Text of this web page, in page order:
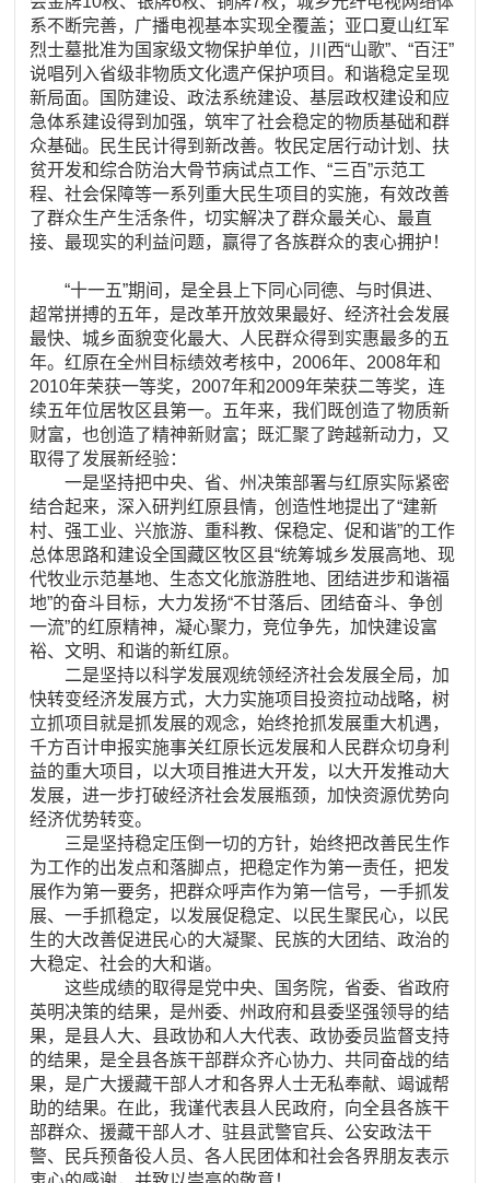
系不断完善，广播电视基本实现全覆盖；亚口夏山红军
烈士墓批准为国家级文物保护单位，川西“山歌”、“百汪”
说唱列入省级非物质文化遗产保护项目。和谐稳定呈现
新局面。国防建设、政法系统建设、基层政权建设和应
急体系建设得到加强，筑牢了社会稳定的物质基础和群
众基础。民生民计得到新改善。牧民定居行动计划、扶
贫开发和综合防治大骨节病试点工作、“三百”示范工
程、社会保障等一系列重大民生项目的实施，有效改善
了群众生产生活条件，切实解决了群众最关心、最直
接、最现实的利益问题，赢得了各族群众的衷心拥护！
“十一五”期间，是全县上下同心同德、与时俱进、
超常拼搏的五年，是改革开放效果最好、经济社会发展
最快、城乡面貌变化最大、人民群众得到实惠最多的五
年。红原在全州目标绩效考核中，2006年、2008年和
2010年荣获一等奖，2007年和2009年荣获二等奖，连
续五年位居牧区县第一。五年来，我们既创造了物质新
财富，也创造了精神新财富；既汇聚了跨越新动力，又
取得了发展新经验：
一是坚持把中央、省、州决策部署与红原实际紧密
结合起来，深入研判红原县情，创造性地提出了“建新
村、强工业、兴旅游、重科教、保稳定、促和谐”的工作
总体思路和建设全国藏区牧区县“统筹城乡发展高地、现
代牧业示范基地、生态文化旅游胜地、团结进步和谐福
地”的奋斗目标，大力发扬“不甘落后、团结奋斗、争创
一流”的红原精神，凝心聚力，竞位争先，加快建设富
裕、文明、和谐的新红原。
二是坚持以科学发展观统领经济社会发展全局，加
快转变经济发展方式，大力实施项目投资拉动战略，树
立抓项目就是抓发展的观念，始终抢抓发展重大机遇，
千方百计申报实施事关红原长远发展和人民群众切身利
益的重大项目，以大项目推进大开发，以大开发推动大
发展，进一步打破经济社会发展瓶颈，加快资源优势向
经济优势转变。
三是坚持稳定压倒一切的方针，始终把改善民生作
为工作的出发点和落脚点，把稳定作为第一责任，把发
展作为第一要务，把群众呼声作为第一信号，一手抓发
展、一手抓稳定，以发展促稳定、以民生聚民心，以民
生的大改善促进民心的大凝聚、民族的大团结、政治的
大稳定、社会的大和谐。
这些成绩的取得是党中央、国务院，省委、省政府
英明决策的结果，是州委、州政府和县委坚强领导的结
果，是县人大、县政协和人大代表、政协委员监督支持
的结果，是全县各族干部群众齐心协力、共同奋战的结
果，是广大援藏干部人才和各界人士无私奉献、竭诚帮
助的结果。在此，我谨代表县人民政府，向全县各族干
部群众、援藏干部人才、驻县武警官兵、公安政法干
警、民兵预备役人员、各人民团体和社会各界朋友表示